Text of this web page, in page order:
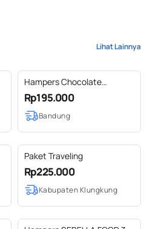
Lihat Lainnya
Hampers Chocolate
Lebaran - Paket Purun
Mones
Rp195.000
Bandung
Paket Traveling
Rp225.000
Kabupaten Klungkung